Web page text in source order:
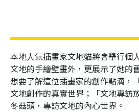
本地人氣插畫家文地貓將會舉行個
文地的手繪壁畫外，更展示了她的
想要了解這位插畫家的創作點滴，
文地創作的真實世界；「文地專訪
冬菇頭，專訪文地的內心世界。